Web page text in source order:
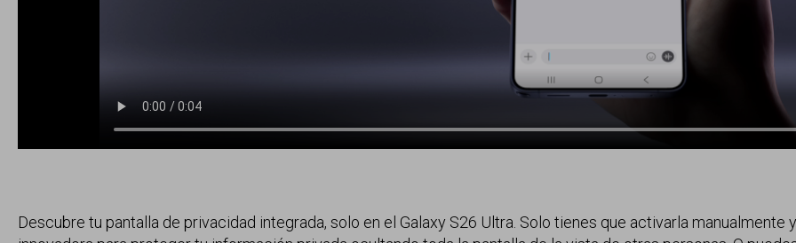
Descubre tu pantalla de privacidad integrada, solo en el Galaxy S26 Ultra. Solo tienes que activarla